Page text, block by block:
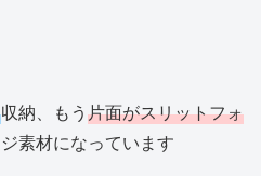
収納、もう片面がスリットフォ
素材になっています